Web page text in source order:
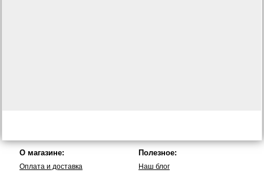
О магазине:
Оплата и доставка
Полезное:
Наш блог